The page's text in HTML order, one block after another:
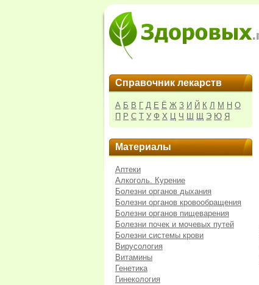
Справочник лекарств
А Б В Г Д Е Ё Ж З И Й К Л М Н О
П Р С Т У Ф Х Ц Ч Ш Щ Э Ю Я
Материалы
Аптеки
Алкоголь. Курение
Болезни органов дыхания
Болезни органов кровообращения
Болезни органов пищеварения
Болезни почек и мочевых путей
Болезни системы крови
Вирусология
Витамины
Генетика
Гинекология